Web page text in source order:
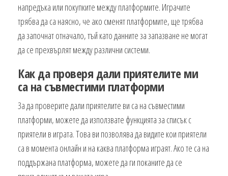
напредъка или покупките между платформите. Играчите
трябва да са наясно, че ако сменят платформите, ще трябва
да започнат отначало, тъй като данните за запазване не могат
да се прехвърлят между различни системи.
Как да проверя дали приятелите ми
са на съвместими платформи
За да проверите дали приятелите ви са на съвместими
платформи, можете да използвате функцията за списък с
приятели в играта. Това ви позволява да видите кои приятели
са в момента онлайн и на каква платформа играят. Ако те са на
поддържана платформа, можете да ги поканите да се